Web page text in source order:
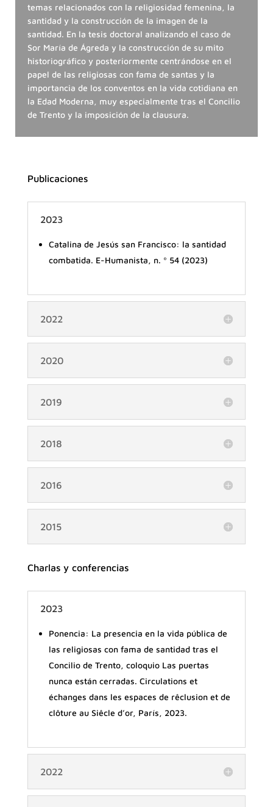
temas relacionados con la religiosidad femenina, la
santidad y la construcción de la imagen de la
santidad. En la tesis doctoral analizando el caso de
Sor María de Ágreda y la construcción de su mito
historiográfico y posteriormente centrándose en el
papel de las religiosas con fama de santas y la
importancia de los conventos en la vida cotidiana en
la Edad Moderna, muy especialmente tras el Concilio
de Trento y la imposición de la clausura.
Publicaciones
2023
Catalina de Jesús san Francisco: la santidad
combatida. E-Humanista, n. º 54 (2023)
2022
2020
2019
2018
2016
2015
Charlas y conferencias
2023
Ponencia: La presencia en la vida pública de
las religiosas con fama de santidad tras el
Concilio de Trento, coloquio Las puertas
nunca están cerradas. Circulations et
échanges dans les espaces de rêclusion et de
clôture au Siêcle d’or, París, 2023.
2022